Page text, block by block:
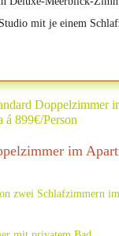
mit je einem
Doppelzimmer
á 899€/Person
im
zwei Schlafzimmern